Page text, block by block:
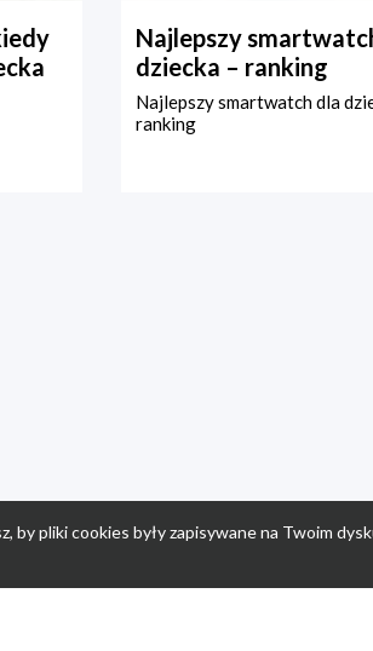
Najlepszy
dziecka – ranking
Najlepszy smartwatch dla
ranking
by pliki cookies były zapisywane na Twoim